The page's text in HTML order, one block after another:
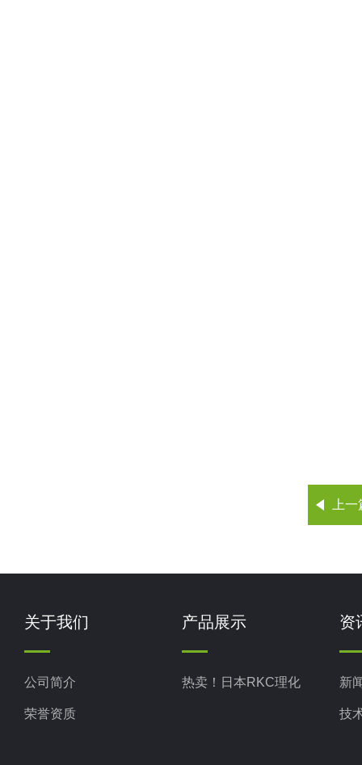
上
关于我们
公司简介
荣誉资质
产品展示
热卖！日本RKC理化
资
新
技